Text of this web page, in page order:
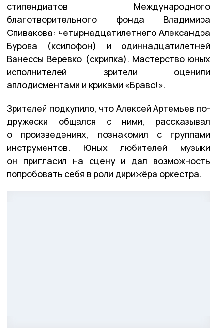
стипендиатов Международного
благотворительного фонда Владимира
Спивакова: четырнадцатилетнего Александра
Бурова (ксилофон) и одиннадцатилетней
Ванессы Веревко (скрипка). Мастерство юных
исполнителей зрители оценили
аплодисментами и криками «Браво!».
Зрителей подкупило, что Алексей Артемьев по-
дружески общался с ними, рассказывал
о произведениях, познакомил с группами
инструментов. Юных любителей музыки
он пригласил на сцену и дал возможность
попробовать себя в роли дирижёра оркестра.